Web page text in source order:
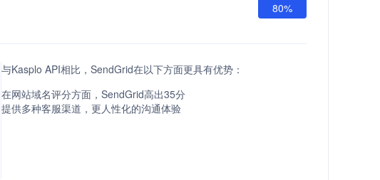
80%
与Kasplo API相比，SendGrid在以下方面更具有优势：
在网站域名评分方面，SendGrid高出35分
提供多种客服渠道，更人性化的沟通体验